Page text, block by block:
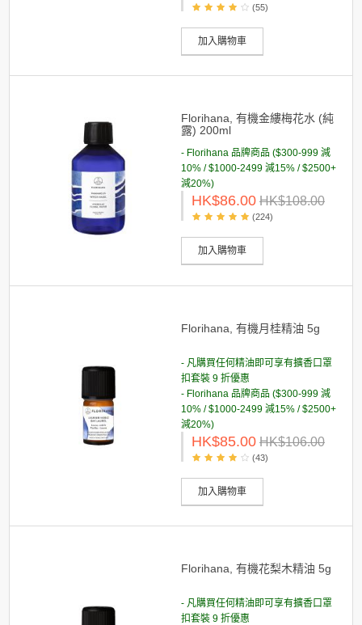
(55)
加入購物車
Florihana, 有機金縷梅花水 (純
露) 200ml
- Florihana 品牌商品 ($300-999 減
10% / $1000-2499 減15% / $2500+
減20%)
HK$86.00 HK$108.00
(224)
加入購物車
Florihana, 有機月桂精油 5g
- 凡購買任何精油即可享有擴香口罩
扣套裝 9 折優惠
- Florihana 品牌商品 ($300-999 減
10% / $1000-2499 減15% / $2500+
減20%)
HK$85.00 HK$106.00
(43)
加入購物車
Florihana, 有機花梨木精油 5g
- 凡購買任何精油即可享有擴香口罩
扣套裝 9 折優惠